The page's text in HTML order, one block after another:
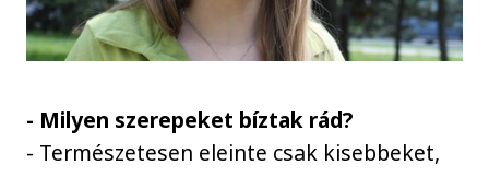
- Milyen szerepeket bíztak rád?
- Természetesen eleinte csak kisebbeket,